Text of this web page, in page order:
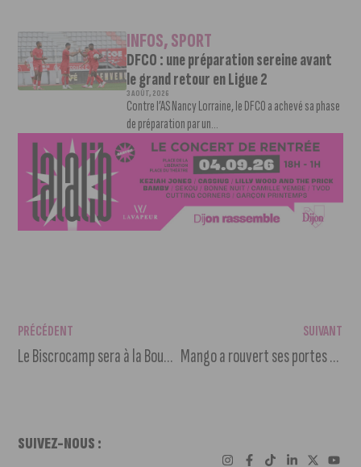
INFOS,SPORT
DFCO : une préparation sereine avant
le grand retour en Ligue 2
3 AOÛT, 2026
Contre l’AS Nancy Lorraine, le DFCO a achevé sa phase
de préparation par un...
PRÉCÉDENT
Le Biscrocamp sera à la Boum Géante du Zénith
SUIVANT
Mango a rouvert ses portes à la Toison d’Or
SUIVEZ-NOUS :